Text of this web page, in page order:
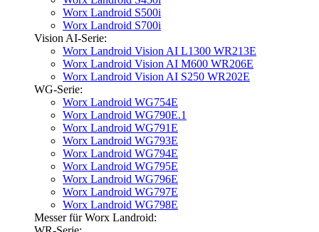
Worx Landroid S500i
Worx Landroid S700i
Vision AI-Serie:
Worx Landroid Vision AI L1300 WR213E
Worx Landroid Vision AI M600 WR206E
Worx Landroid Vision AI S250 WR202E
WG-Serie:
Worx Landroid WG754E
Worx Landroid WG790E.1
Worx Landroid WG791E
Worx Landroid WG793E
Worx Landroid WG794E
Worx Landroid WG795E
Worx Landroid WG796E
Worx Landroid WG797E
Worx Landroid WG798E
Messer für Worx Landroid: